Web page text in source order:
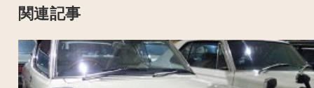
関連記事